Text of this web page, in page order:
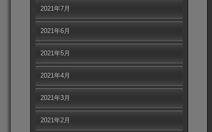
2021年7月
2021年6月
2021年5月
2021年4月
2021年3月
2021年2月